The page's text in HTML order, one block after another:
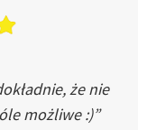
że nie
możliwe :)”